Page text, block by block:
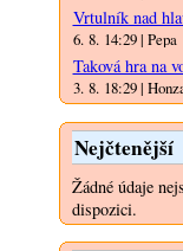
Vrtulník nad
6. 8. 14:29 | Pepa
Taková hra na
3. 8. 18:29 |
Nejčtenější
Žádné údaje
dispozici.